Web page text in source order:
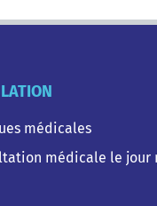
médicales
médicale le jour